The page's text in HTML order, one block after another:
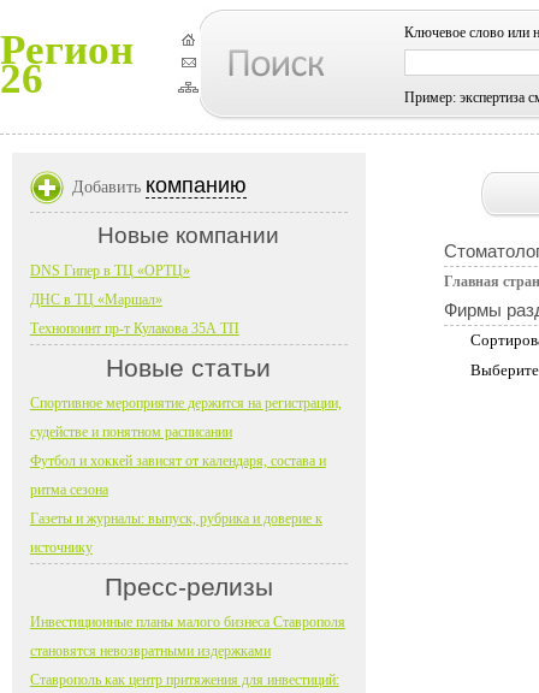
Регион
26
Ключевое слово или
Пример: экспертиза
Главная
Фирмы
Добавить компанию
Новые компании
DNS Гипер в ТЦ «ОРТЦ»
ДНС в ТЦ «Маршал»
Технопоинт пр-т Кулакова 35А ТП
Новые статьи
Спортивное мероприятие держится на регистрации,
судействе и понятном расписании
Футбол и хоккей зависят от календаря, состава и
ритма сезона
Газеты и журналы: выпуск, рубрика и доверие к
источнику
Пресс-релизы
Инвестиционные планы малого бизнеса Ставрополя
становятся невозвратными издержками
Ставрополь как центр притяжения для инвестиций: